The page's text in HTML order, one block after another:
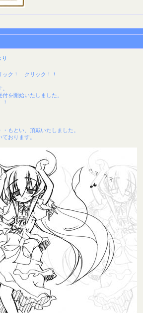
り
ック！ クリック！！
を開始いたしました。
もとい、頂戴いたしました。
おります。